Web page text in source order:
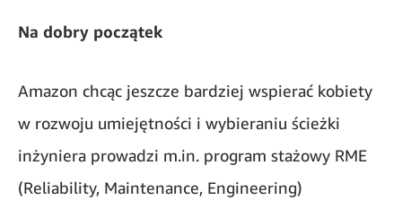
Na dobry początek
Amazon chcąc jeszcze bardziej wspierać kobiety
w rozwoju umiejętności i wybieraniu ścieżki
inżyniera prowadzi m.in. program stażowy RME
(Reliability, Maintenance, Engineering)